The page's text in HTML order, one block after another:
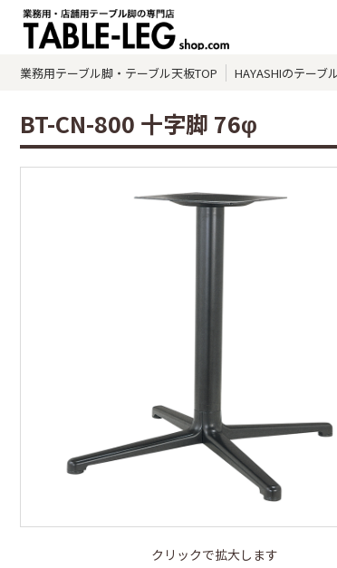
業務用テーブル脚・テーブル天板TOP HAYASHIのテー
BT-CN-800 十字脚 76φ
クリックで拡大します